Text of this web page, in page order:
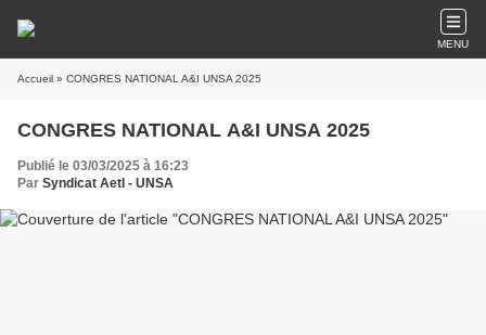
MENU
Accueil » CONGRES NATIONAL A&I UNSA 2025
CONGRES NATIONAL A&I UNSA 2025
Publié le 03/03/2025 à 16:23
Par Syndicat AetI - UNSA